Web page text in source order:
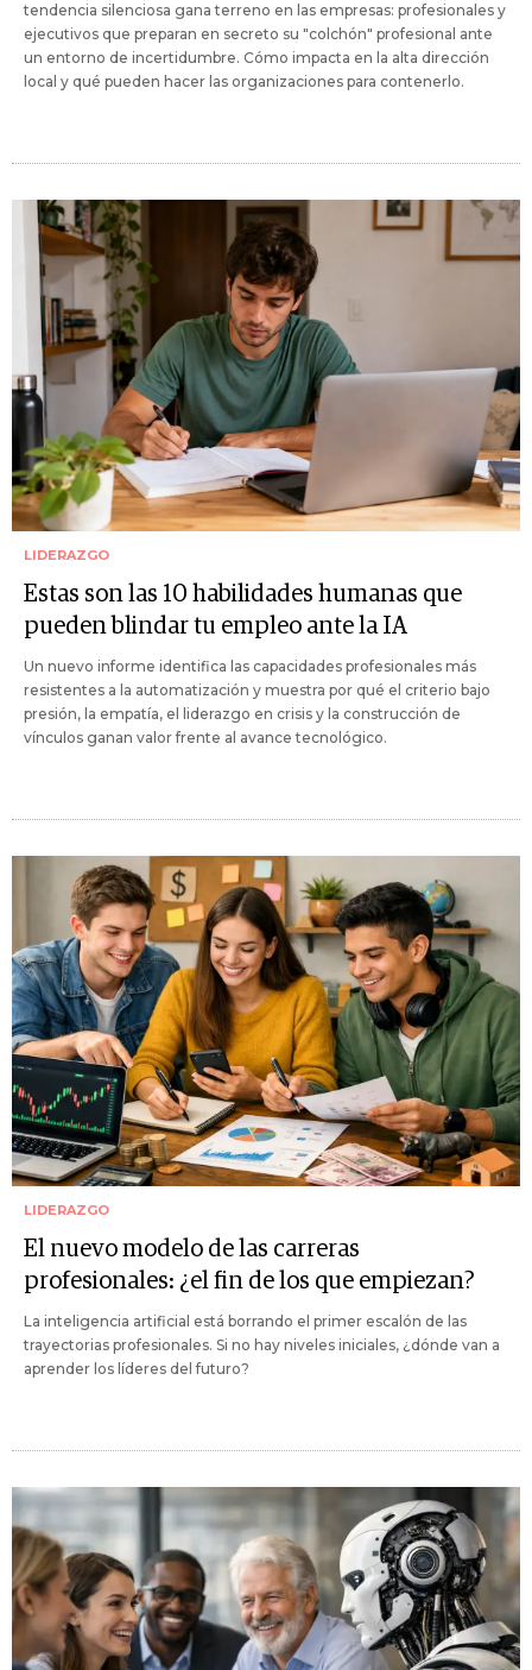
tendencia silenciosa gana terreno en las empresas: profesionales y
ejecutivos que preparan en secreto su "colchón" profesional ante
un entorno de incertidumbre. Cómo impacta en la alta dirección
local y qué pueden hacer las organizaciones para contenerlo.
LIDERAZGO
Estas son las 10 habilidades humanas que
pueden blindar tu empleo ante la IA
Un nuevo informe identifica las capacidades profesionales más
resistentes a la automatización y muestra por qué el criterio bajo
presión, la empatía, el liderazgo en crisis y la construcción de
vínculos ganan valor frente al avance tecnológico.
LIDERAZGO
El nuevo modelo de las carreras
profesionales: ¿el fin de los que empiezan?
La inteligencia artificial está borrando el primer escalón de las
trayectorias profesionales. Si no hay niveles iniciales, ¿dónde van a
aprender los líderes del futuro?